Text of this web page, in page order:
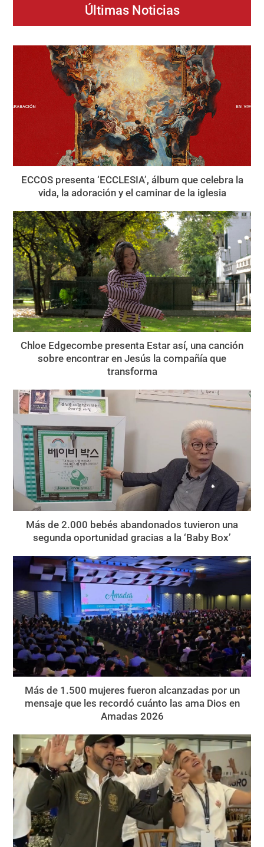
Últimas Noticias
ECCOS presenta ‘ECCLESIA’, álbum que celebra la
vida, la adoración y el caminar de la iglesia
Chloe Edgecombe presenta Estar así, una canción
sobre encontrar en Jesús la compañía que
transforma
Más de 2.000 bebés abandonados tuvieron una
segunda oportunidad gracias a la ‘Baby Box’
Más de 1.500 mujeres fueron alcanzadas por un
mensaje que les recordó cuánto las ama Dios en
Amadas 2026